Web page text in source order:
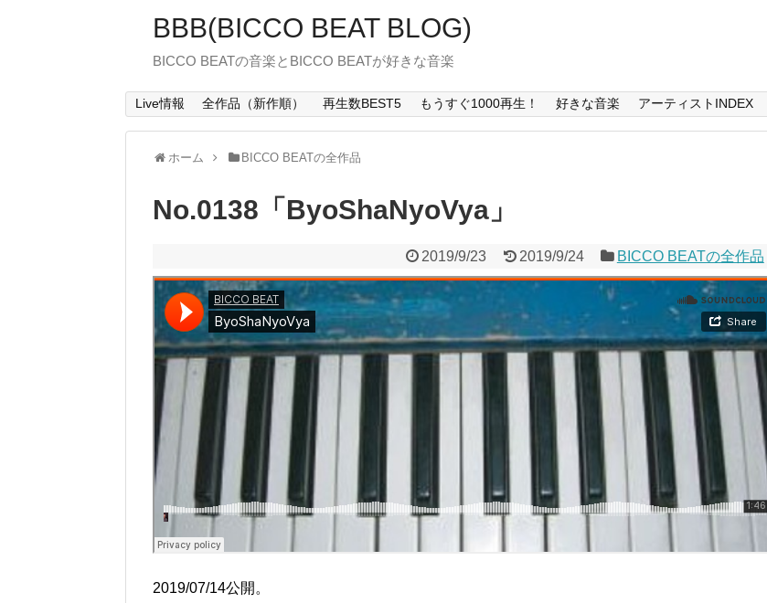
BBB(BICCO BEAT BLOG)
BICCO BEATの音楽とBICCO BEATが好きな音楽
Live情報 全作品（新作順） 再生数BEST5 もうすぐ1000再生！ 好きな音楽 アーティストINDEX
ホーム BICCO BEATの全作品
No.0138「ByoShaNyoVya」
2019/9/23 2019/9/24 BICCO BEATの全作品
2019/07/14公開。